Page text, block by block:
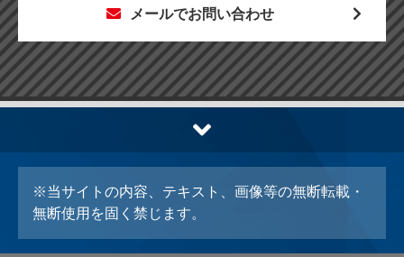
メールでお問い合わせ
※当サイトの内容、テキスト、画像等の無断転載・
無断使用を固く禁じます。